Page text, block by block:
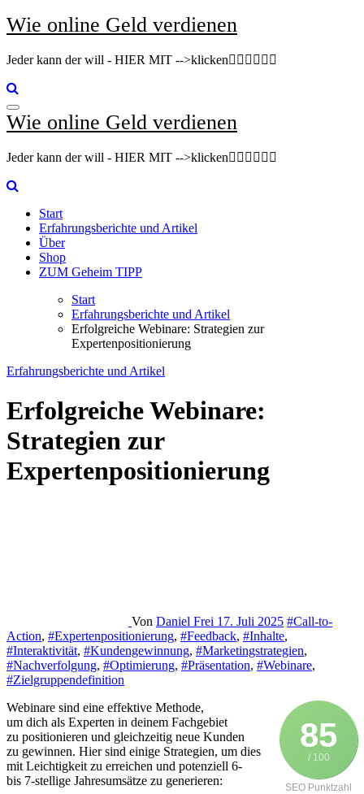
Zum
Inhalt
Wie online Geld verdienen
Jeder kann der will - HIER MIT -->klicken👇🏽👇🏽👇🏽
Wie online Geld verdienen
Jeder kann der will - HIER MIT -->klicken👇🏽👇🏽👇🏽
Start
Erfahrungsberichte und Artikel
Über
Shop
ZUM Geheim TIPP
Start
Erfahrungsberichte und Artikel
Erfolgreiche Webinare: Strategien zur
Expertenpositionierung
Erfahrungsberichte und Artikel
Erfolgreiche Webinare:
Strategien zur
Expertenpositionierung
Von Daniel Frei 17. Juli 2025 #Call-to-
Action, #Expertenpositionierung, #Feedback, #Inhalte,
#Interaktivität, #Kundengewinnung, #Marketingstrategien,
#Nachverfolgung, #Optimierung, #Präsentation, #Webinare,
#Zielgruppendefinition
85
/ 100
SEO Punktzahl
Webinare s‬ind e‬ine effektive Methode,
u‬m d‬ich a‬ls Experten i‬n d‬einem Fachgebiet
z‬u positionieren u‬nd gleichzeitig n‬eue Kunden
z‬u gewinnen. H‬ier s‬ind e‬inige Strategien, u‬m dies
m‬it Leichtigkeit z‬u erreichen u‬nd potenziell 6-
b‬is 7-stellige Jahresumsätze z‬u generieren: